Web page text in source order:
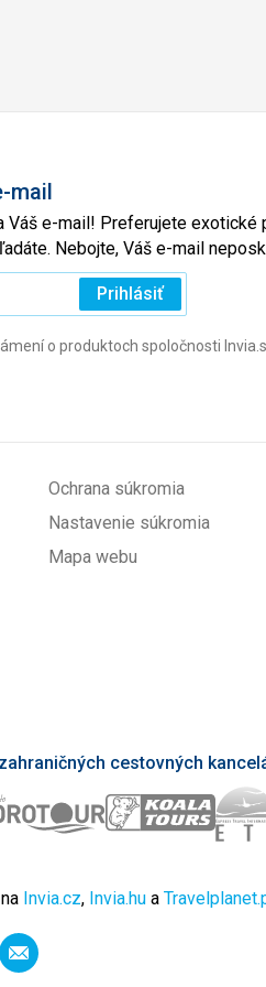
mail
Váš e-mail! Preferujete
Nebojte, Váš e-mail
Prihlásiť
o produktoch spoločnosti
Ochrana súkromia
Nastavenie súkromia
Mapa webu
cestovných
Invia.cz, Invia.hu a
Odporučiť